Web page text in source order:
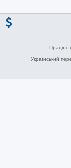
Працює
Український